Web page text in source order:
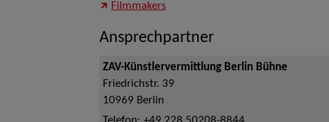
Filmmakers
Ansprechpartner
ZAV-Künstlervermittlung Berlin Bühne
Friedrichstr. 39
10969 Berlin